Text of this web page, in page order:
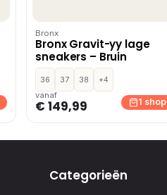
Bronx
Bronx Gravit-yy lage
sneakers – Bruin
36 37 38
+4
vanaf
€ 149,99 1 shop
Categorieën